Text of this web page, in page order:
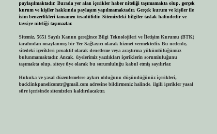
paylaşılmaktadır. Burada yer alan içerikler haber niteliği taşımamakta olup, gerçek
kurum ve kişiler hakkında paylaşım yapılmamaktadır. Gerçek kurum ve kişiler ile
isim benzerlikleri tamamen tesadüfidir. Sitemizdeki bilgiler taslak halindedir ve
tavsiye niteliği taşımazlar.
Sitemiz, 5651 Sayılı Kanun gereğince Bilgi Teknolojileri ve İletişim Kurumu (BTK)
tarafından onaylanmış bir Yer Sağlayıcı olarak hizmet vermektedir. Bu nedenle,
sitedeki içerikleri proaktif olarak denetleme veya araştırma yükümlülüğümüz
bulunmamaktadır. Ancak, üyelerimiz yazdıkları içeriklerin sorumluluğunu
taşımakta olup, siteye üye olarak bu sorumluluğu kabul etmiş sayılırlar.
Hukuka ve yasal düzenlemelere aykırı olduğunu düşündüğünüz içerikleri,
backlinkpanelicomtr@gmail.comadresine bildirmeniz halinde, ilgili içerikler yasal
süre içerisinde sitemizden kaldırılacaktır.